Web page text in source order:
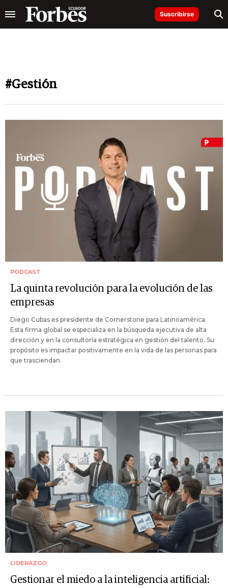
Suscribirse
#Gestión
PODCAST
La quinta revolución para la evolución de las
empresas
Diego Cubas es presidente de Cornerstone para Latinoamérica.
Esta firma global se especializa en la búsqueda ejecutiva de alta
dirección y en la consultoría estratégica en gestión del talento. Su
propósito es impactar positivamente en la vida de las personas para
que trasciendan.
LIDERAZGO
Gestionar el miedo a la inteligencia artificial: